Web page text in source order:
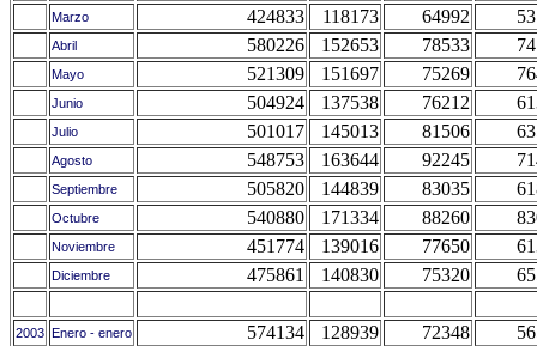
Marzo 424833 118173 64992
Abril 580226 152653 78533
Mayo 521309 151697 75269
Junio 504924 137538 76212
Julio 501017 145013 81506
Agosto 548753 163644 92245
Septiembre 505820 144839 83035
Octubre 540880 171334 88260
Noviembre 451774 139016 77650
Diciembre 475861 140830 75320
2003 Enero - enero 574134 128939 72348